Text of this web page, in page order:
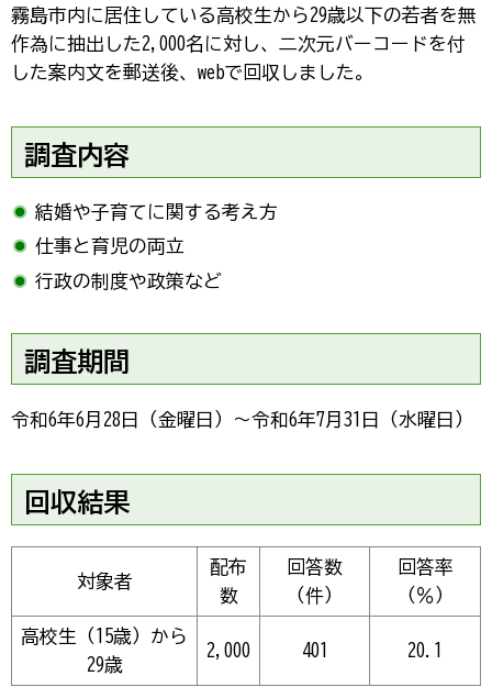
霧島市内に居住している高校生から29歳以下の若者を無
作為に抽出した2,000名に対し、二次元バーコードを付
した案内文を郵送後、webで回収しました。
調査内容
結婚や子育てに関する考え方
仕事と育児の両立
行政の制度や政策など
調査期間
令和6年6月28日（金曜日）～令和6年7月31日（水曜日）
回収結果
対象者
配布
数
回答数
（件）
回答率
（％）
高校生（15歳）から
29歳
2,000 401 20.1